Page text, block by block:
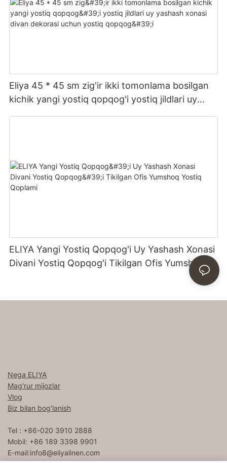
Eliya 45 * 45 sm zig'ir ikki tomonlama bosilgan
kichik yangi yostiq qopqog'i yostiq jildlari uy
ELIYA Yangi Yostiq Qopqog'i Uy Yashash Xonasi
Divani Yostiq Qopqog'i Tikilgan Ofis Yumshoq
Nega ELIYA
Mag'rur mijozlar
Vlog
Biz bilan bog'lanish
Tel : +86-020 3910 2888
Mobil: +86 189 3398 9901
E-mail:info8@eliyalinen.com